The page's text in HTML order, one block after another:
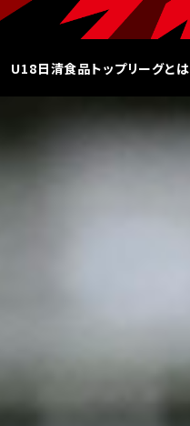
U18日清食品トップリーグとは